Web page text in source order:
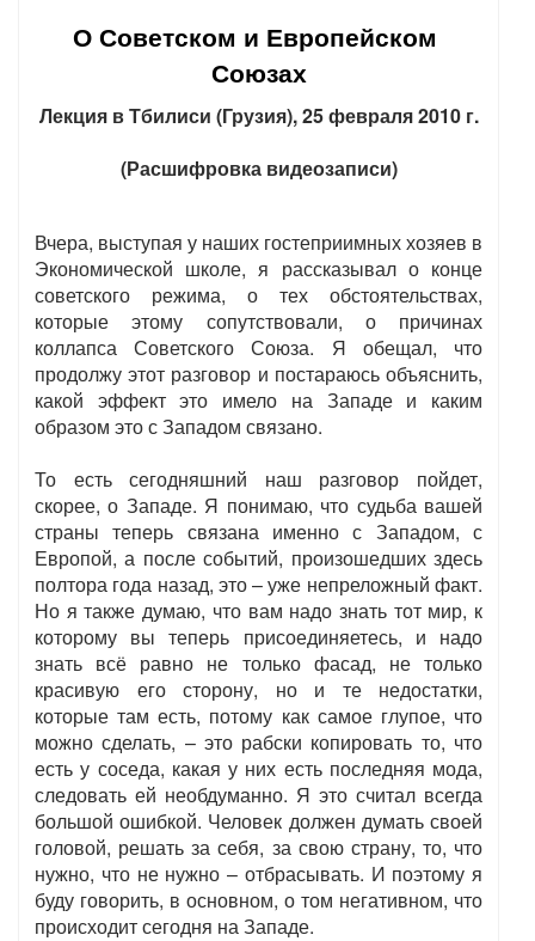
О Советском и Европейском
Союзах
Лекция в Тбилиси (Грузия), 25 февраля 2010 г.
(Расшифровка видеозаписи)
Вчера, выступая у наших гостеприимных хозяев в
Экономической школе, я рассказывал о конце
советского режима, о тех обстоятельствах,
которые этому сопутствовали, о причинах
коллапса Советского Союза. Я обещал, что
продолжу этот разговор и постараюсь объяснить,
какой эффект это имело на Западе и каким
образом это с Западом связано.
То есть сегодняшний наш разговор пойдет,
скорее, о Западе. Я понимаю, что судьба вашей
страны теперь связана именно с Западом, с
Европой, а после событий, произошедших здесь
полтора года назад, это – уже непреложный факт.
Но я также думаю, что вам надо знать тот мир, к
которому вы теперь присоединяетесь, и надо
знать всё равно не только фасад, не только
красивую его сторону, но и те недостатки,
которые там есть, потому как самое глупое, что
можно сделать, – это рабски копировать то, что
есть у соседа, какая у них есть последняя мода,
следовать ей необдуманно. Я это считал всегда
большой ошибкой. Человек должен думать своей
головой, решать за себя, за свою страну, то, что
нужно, что не нужно – отбрасывать. И поэтому я
буду говорить, в основном, о том негативном, что
происходит сегодня на Западе.